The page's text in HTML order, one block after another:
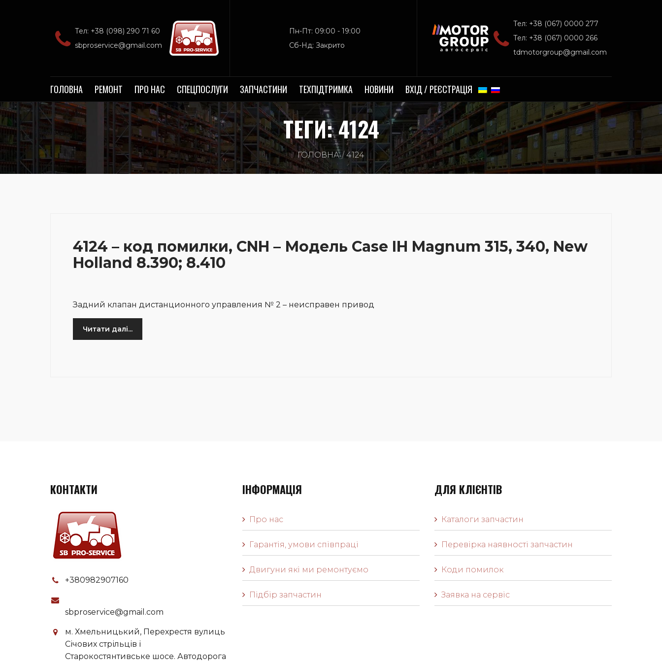
Тел: +38 (098) 290 71 60‬
sbproservice@gmail.com
Пн-Пт: 09:00 - 19:00
Сб-Нд: Закрито
Тел: +38 (067) 0000 277
Тел: +38 (067) 0000 266
tdmotorgroup@gmail.com
ГОЛОВНА РЕМОНТ ПРО НАС СПЕЦПОСЛУГИ ЗАПЧАСТИНИ ТЕХПІДТРИМКА НОВИНИ ВХІД / РЕЄСТРАЦІЯ
ТЕГИ: 4124
ГОЛОВНА 4124
4124 – код помилки, CNH – Модель Case IH Magnum 315, 340, New
Holland 8.390; 8.410
Задний клапан дистанционного управления № 2 – неисправен привод
Читати далі...
КОНТАКТИ
+380982907160
sbproservice@gmail.com
м. Хмельницький, Перехрестя вулиць
Січових стрільців і
Старокостянтивське шосе. Автодорога
ІНФОРМАЦІЯ
Про нас
Гарантія, умови співпраці
Двигуни які ми ремонтуємо
Підбір запчастин
ДЛЯ КЛІЄНТІВ
Каталоги запчастин
Перевірка наявності запчастин
Коди помилок
Заявка на сервіс